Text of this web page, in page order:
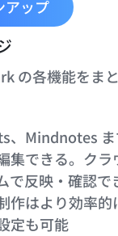
アップ
の各機能をま
、Mindnotes
集できる。クラ
で反映・確認で
作はより効率的
定も可能